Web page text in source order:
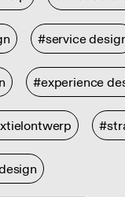
#service
#experience